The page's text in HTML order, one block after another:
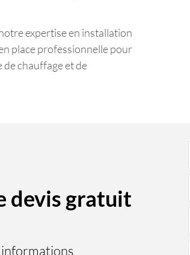
expertise en installation
place professionnelle pour
chauffage et de
devis gratuit
informations